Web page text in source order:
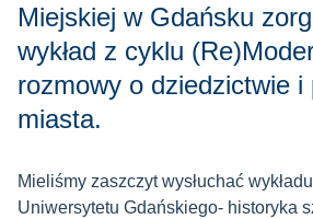
Miejskiej w Gdańsku
wykład z cyklu
rozmowy o dziedzictwie i
miasta.
Mieliśmy zaszczyt wysłuchać
Uniwersytetu Gdańskiego- historyka